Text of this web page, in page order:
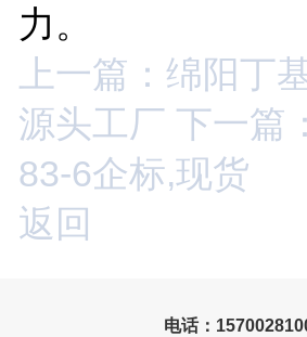
力。
上一篇：绵阳丁
源头工厂 下一篇
83-6企标,现货
返回
电话：